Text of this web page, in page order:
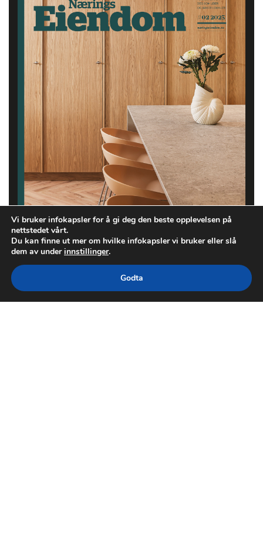
Vi bruker infokapsler for å gi deg den beste opplevelsen på
nettstedet vårt.
Du kan finne ut mer om hvilke infokapsler vi bruker eller slå
dem av underinnstillinger.
Godta